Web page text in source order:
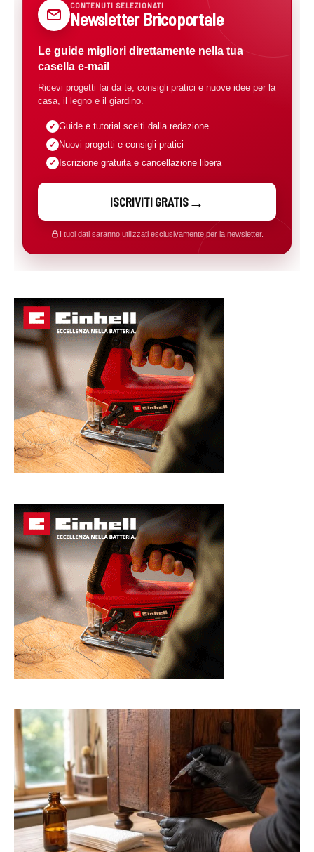
CONTENUTI SELEZIONATI
Newsletter Bricoportale
Le guide migliori direttamente nella tua
casella e-mail
Ricevi progetti fai da te, consigli pratici e nuove idee per la
casa, il legno e il giardino.
Guide e tutorial scelti dalla redazione
Nuovi progetti e consigli pratici
Iscrizione gratuita e cancellazione libera
ISCRIVITI GRATIS
I tuoi dati saranno utilizzati esclusivamente per la newsletter.